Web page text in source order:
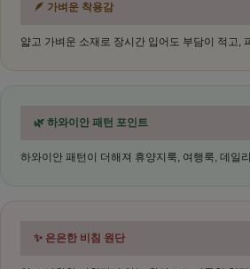
🪶 가벼운 착용감
얇고 가벼운 소재로 장시간 입어도 부담이 적고,
🌿 하와이안 패턴 포인트
하와이안 패턴이 더해져 휴양지룩, 여행룩, 데일
✨ 은은한 비침 원단